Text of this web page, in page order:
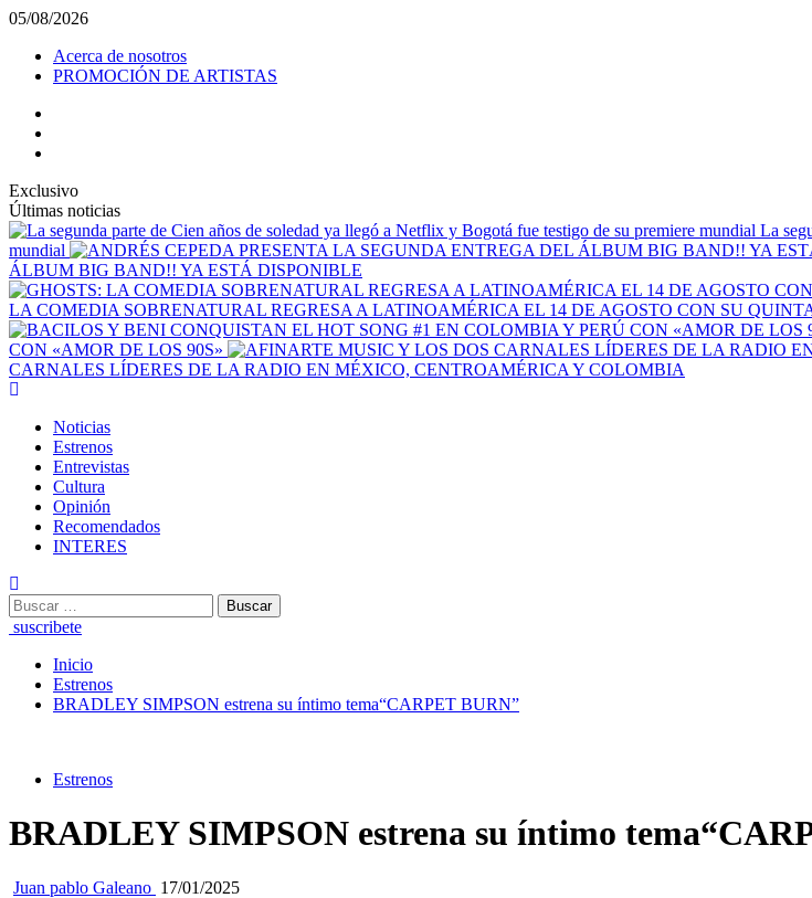
Saltar
contenido
05/08/2026
Acerca de nosotros
PROMOCIÓN DE ARTISTAS
Exclusivo
Últimas noticias
La
mundial
ÁLBUM BIG BAND!! YA ESTÁ DISPONIBLE
LA COMEDIA SOBRENATURAL REGRESA A LATINOAMÉRICA EL 14 DE AGOSTO CON SU
CON «AMOR DE LOS 90S»
CARNALES LÍDERES DE LA RADIO EN MÉXICO, CENTROAMÉRICA Y COLOMBIA
Noticias
Estrenos
Entrevistas
Cultura
Opinión
Recomendados
INTERES
Buscar:
suscribete
Inicio
Estrenos
BRADLEY SIMPSON estrena su íntimo tema“CARPET BURN”
Estrenos
BRADLEY SIMPSON estrena su íntimo
Juan pablo Galeano 17/01/2025